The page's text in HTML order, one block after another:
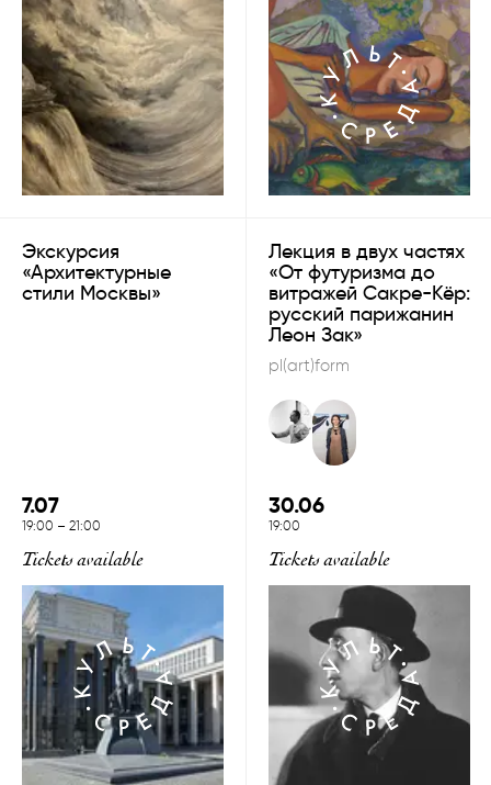
Экскурсия
«Архитектурные
стили Москвы»
Tickets available
7.07
19:00 – 21:00
Лекция в двух частях
«От футуризма до
витражей Сакре-Кёр:
русский парижанин
Леон Зак»
pl(art)form
Tickets available
30.06
19:00